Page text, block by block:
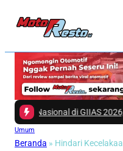
Nasional di GIIAS 2026,
Umum
Beranda » Hindari